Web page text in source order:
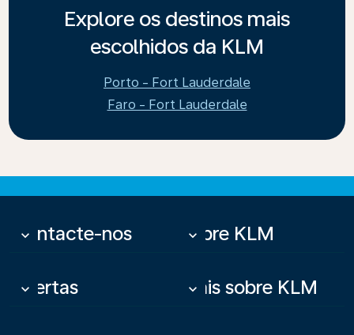
Explore os destinos mais
escolhidos da KLM
Porto - Fort Lauderdale
Faro - Fort Lauderdale
Contacte-nos
keyboard_arrow_down Sobre KLM
keyboard_arrow_down
Ofertas
keyboard_arrow_down Mais sobre KLM
keyboard_arrow_down